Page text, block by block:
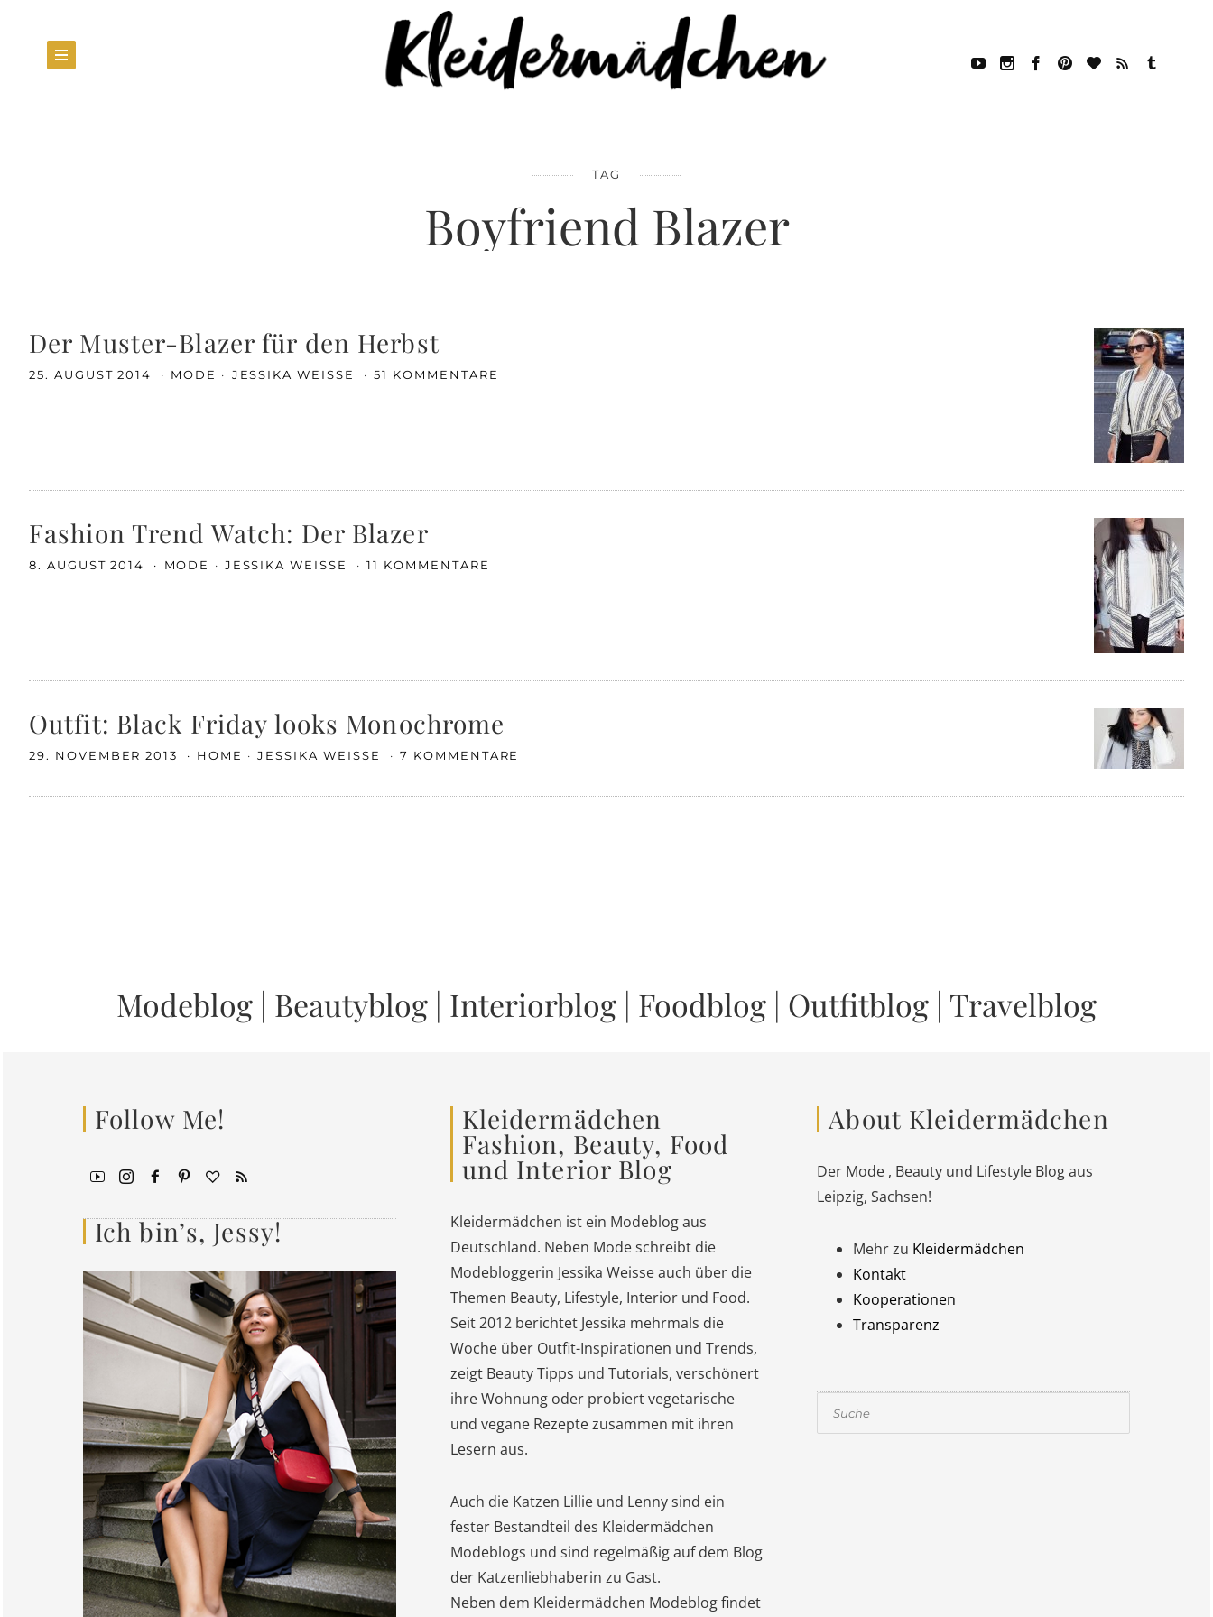
TAG
Boyfriend Blazer
Der Muster-Blazer für den Herbst
25. AUGUST 2014 MODE JESSIKA WEISSE 51 KOMMENTARE
Fashion Trend Watch: Der Blazer
8. AUGUST 2014 MODE JESSIKA WEISSE 11 KOMMENTARE
Outfit: Black Friday looks Monochrome
29. NOVEMBER 2013 HOME JESSIKA WEISSE 7 KOMMENTARE
Modeblog | Beautyblog | Interiorblog | Foodblog | Outfitblog | Travelblog
Follow Me!
Ich bin’s, Jessy!
Kleidermädchen
Fashion, Beauty, Food
und Interior Blog
Kleidermädchen ist ein Modeblog aus
Deutschland. Neben Mode schreibt die
Modebloggerin Jessika Weisse auch über die
Themen Beauty, Lifestyle, Interior und Food.
Seit 2012 berichtet Jessika mehrmals die
Woche über Outfit-Inspirationen und Trends,
zeigt Beauty Tipps und Tutorials, verschönert
ihre Wohnung oder probiert vegetarische
und vegane Rezepte zusammen mit ihren
Lesern aus.
Auch die Katzen Lillie und Lenny sind ein
fester Bestandteil des Kleidermädchen
Modeblogs und sind regelmäßig auf dem Blog
der Katzenliebhaberin zu Gast.
Neben dem Kleidermädchen Modeblog findet
About Kleidermädchen
Der Mode , Beauty und Lifestyle Blog aus
Leipzig, Sachsen!
Mehr zu Kleidermädchen
Kontakt
Kooperationen
Transparenz
Suchen